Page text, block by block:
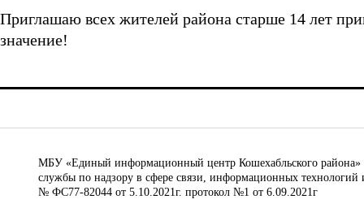
Приглашаю всех жителей района старше 14 лет
значение!
МБУ «Единый информационный центр Кошехабльского района»
службы по надзору в сфере связи, информационных
№ ФС77-82044 от 5.10.2021г. протокол №1 от 6.09.2021г